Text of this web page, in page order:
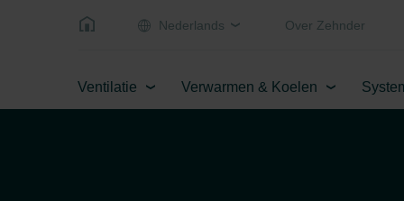
Nederlands Over Zehnder
Ventilatie Verwarmen & Koelen